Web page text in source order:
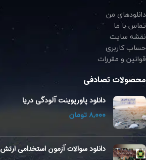
دانلودهای من
تماس با ما
نقشه سایت
حساب کاربری
قوانین و مقررات
محصولات تصادفی
دانلود پاورپوینت آلودگی دریا
تومان
دانلود سوالات آزمون استخدامی ارتش